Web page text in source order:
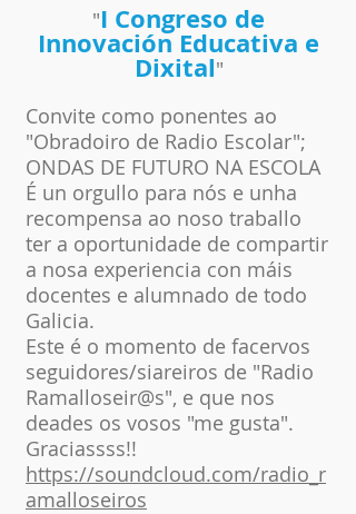
"I Congreso de
Innovación Educativa e
Dixital"
Convite como ponentes ao
"Obradoiro de Radio Escolar";
ONDAS DE FUTURO NA ESCOLA
É un orgullo para nós e unha
recompensa ao noso traballo
ter a oportunidade de compartir
a nosa experiencia con máis
docentes e alumnado de todo
Galicia.
Este é o momento de facervos
seguidores/siareiros de "Radio
Ramalloseir@s", e que nos
deades os vosos "me gusta".
Graciassss!!
https://soundcloud.com/radio_r
amalloseiros